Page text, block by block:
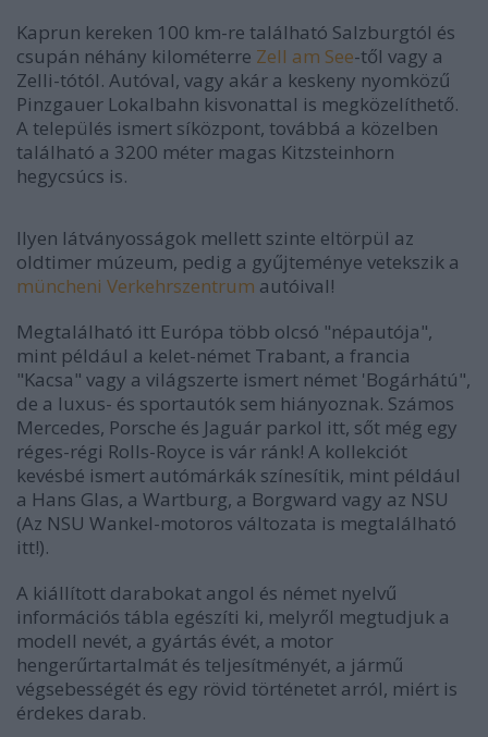
Kaprun kereken 100 km-re található Salzburgtól és
csupán néhány kilométerre Zell am See-től vagy a
Zelli-tótól. Autóval, vagy akár a keskeny nyomközű
Pinzgauer Lokalbahn kisvonattal is megközelíthető.
A település ismert síközpont, továbbá a közelben
található a 3200 méter magas Kitzsteinhorn
hegycsúcs is.
Ilyen látványosságok mellett szinte eltörpül az
oldtimer múzeum, pedig a gyűjteménye vetekszik a
müncheni Verkehrszentrum autóival!
Megtalálható itt Európa több olcsó "népautója",
mint például a kelet-német Trabant, a francia
"Kacsa" vagy a világszerte ismert német 'Bogárhátú",
de a luxus- és sportautók sem hiányoznak. Számos
Mercedes, Porsche és Jaguár parkol itt, sőt még egy
réges-régi Rolls-Royce is vár ránk! A kollekciót
kevésbé ismert autómárkák színesítik, mint például
a Hans Glas, a Wartburg, a Borgward vagy az NSU
(Az NSU Wankel-motoros változata is megtalálható
itt!).
A kiállított darabokat angol és német nyelvű
információs tábla egészíti ki, melyről megtudjuk a
modell nevét, a gyártás évét, a motor
hengerűrtartalmát és teljesítményét, a jármű
végsebességét és egy rövid történetet arról, miért is
érdekes darab.